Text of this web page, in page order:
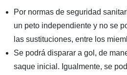
Por normas de seguridad
un peto independiente y no se
las sustituciones, entre los
Se podrá disparar a gol, de
saque inicial. Igualmente, se